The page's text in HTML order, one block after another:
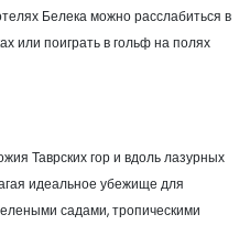
Белека можно расслабиться в
или поиграть в гольф на полях
Таврских гор и вдоль лазурных
идеальное убежище для
садами, тропическими